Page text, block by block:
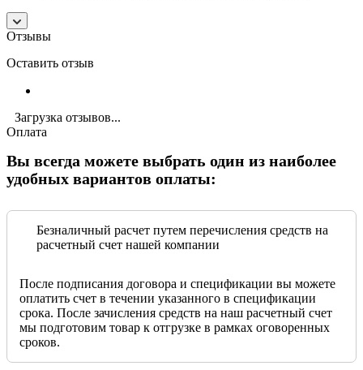
Отзывы
Оставить отзыв
Загрузка отзывов...
Оплата
Вы всегда можете выбрать один из наиболее
удобных вариантов оплаты:
Безналичный расчет путем перечисления средств на
расчетный счет нашей компании
После подписания договора и спецификации вы можете
оплатить счет в течении указанного в спецификации
срока. После зачисления средств на наш расчетный счет
мы подготовим товар к отгрузке в рамках оговоренных
сроков.